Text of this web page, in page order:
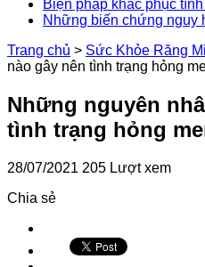
Biện pháp khắc phục
Những biến chứng nguy
Trang chủ > Sức Khỏe Răng
nào gây nên tình trạng hỏng
Những nguyên
tình trạng hỏng
28/07/2021 205 Lượt xem
Chia sẻ